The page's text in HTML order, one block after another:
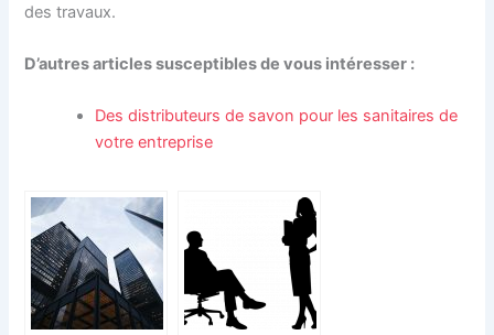
des travaux.
D’autres articles susceptibles de vous intéresser :
Des distributeurs de savon pour les sanitaires de
votre entreprise